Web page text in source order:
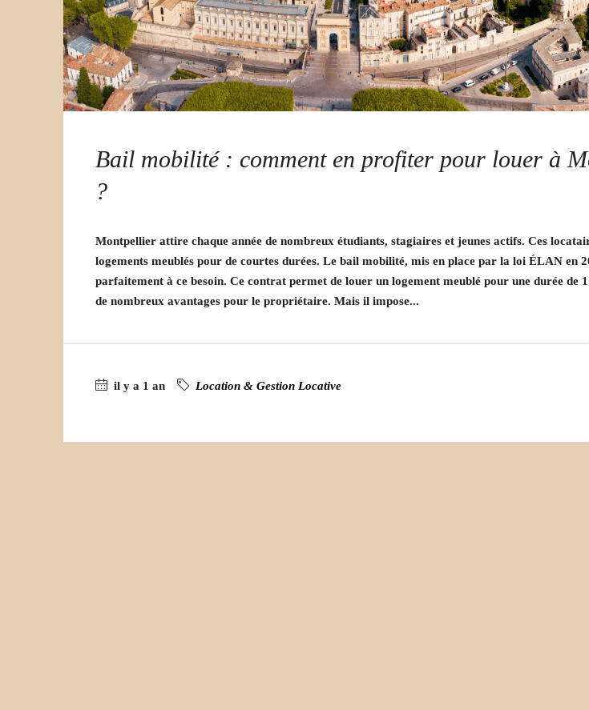
Bail mobilité : comment en profiter pour louer à
?
Montpellier attire chaque année de nombreux étudiants, stagiaires et jeunes actifs. Ces
logements meublés pour de courtes durées. Le bail mobilité, mis en place par la loi ÉLAN en
parfaitement à ce besoin. Ce contrat permet de louer un logement meublé pour une durée de
de nombreux avantages pour le propriétaire. Mais il impose...
il y a 1 an Location & Gestion Locative